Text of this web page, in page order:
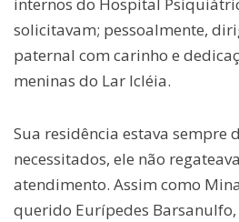
solicitavam; pessoalmente,
paternal com carinho e
meninas do Lar Icléia.
Sua residência estava sempre
necessitados, ele não
atendimento. Assim como
querido Eurípedes Barsanulfo,